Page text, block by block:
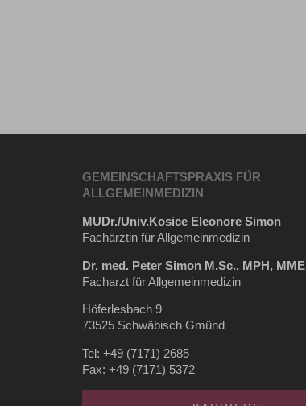
GEMEINSCHAFTSPRAXIS FÜR
ALLGEMEINMEDIZIN
MUDr./Univ.Kosice Eleonore Simon
Fachärztin für Allgemeinmedizin
Dr. med. Peter Simon M.Sc., MPH, MME
Facharzt für Allgemeinmedizin
Höferlesbach 9
73525 Schwäbisch Gmünd
Tel: +49 (7171) 2685
Fax: +49 (7171) 5372